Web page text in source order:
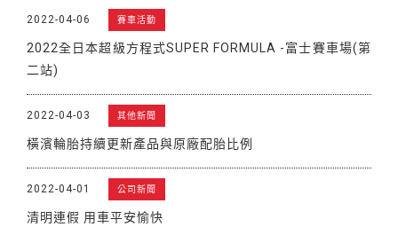
販促活動
2022-04-06 賽車活動
2022全日本超級方程式SUPER FORMULA -富士賽車場(第
二站)
2022-04-03 其他新聞
橫濱輪胎持續更新產品與原廠配胎比例
2022-04-01 公司新聞
清明連假 用車平安愉快